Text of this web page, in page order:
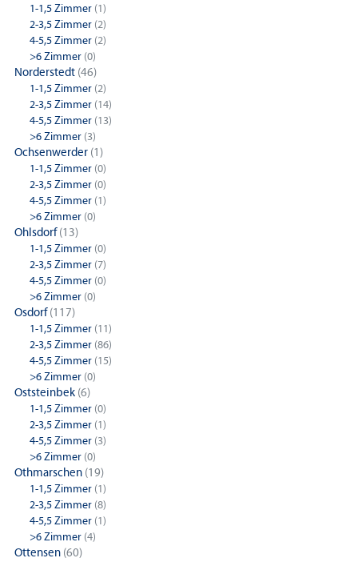
1-1,5 Zimmer (1)
2-3,5 Zimmer (2)
4-5,5 Zimmer (2)
>6 Zimmer (0)
Norderstedt (46)
1-1,5 Zimmer (2)
2-3,5 Zimmer (14)
4-5,5 Zimmer (13)
>6 Zimmer (3)
Ochsenwerder (1)
1-1,5 Zimmer (0)
2-3,5 Zimmer (0)
4-5,5 Zimmer (1)
>6 Zimmer (0)
Ohlsdorf(13)
1-1,5 Zimmer (0)
2-3,5 Zimmer (7)
4-5,5 Zimmer (0)
>6 Zimmer (0)
Osdorf(117)
1-1,5 Zimmer (11)
2-3,5 Zimmer (86)
4-5,5 Zimmer (15)
>6 Zimmer (0)
Oststeinbek (6)
1-1,5 Zimmer (0)
2-3,5 Zimmer (1)
4-5,5 Zimmer (3)
>6 Zimmer (0)
Othmarschen (19)
1-1,5 Zimmer (1)
2-3,5 Zimmer (8)
4-5,5 Zimmer (1)
>6 Zimmer (4)
Ottensen (60)